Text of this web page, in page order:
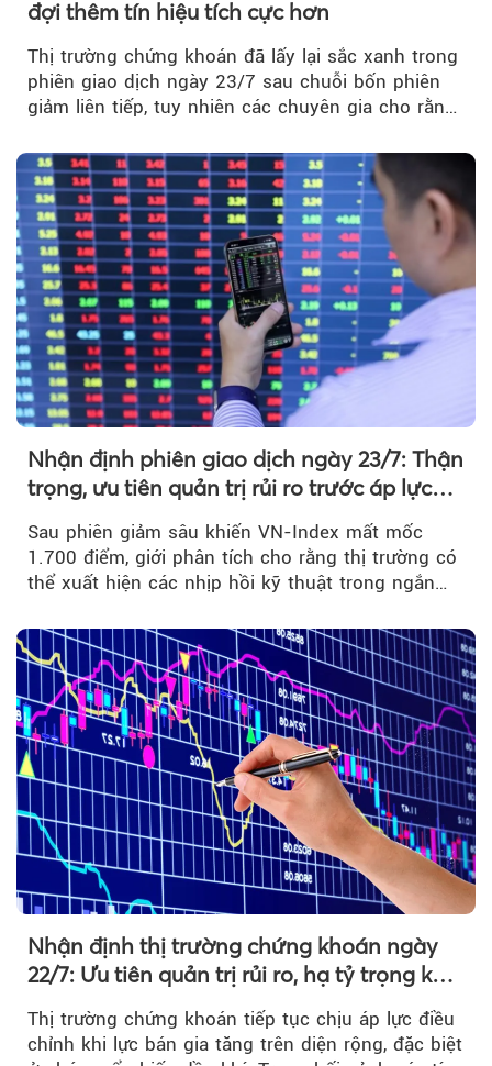
đợi thêm tín hiệu tích cực hơn
Thị trường chứng khoán đã lấy lại sắc xanh trong
phiên giao dịch ngày 23/7 sau chuỗi bốn phiên
giảm liên tiếp, tuy nhiên các chuyên gia cho rằng
Nhận định phiên giao dịch ngày 23/7: Thận
trọng, ưu tiên quản trị rủi ro trước áp lực
Sau phiên giảm sâu khiến VN-Index mất mốc
1.700 điểm, giới phân tích cho rằng thị trường có
thể xuất hiện các nhịp hồi kỹ thuật trong ngắn
Nhận định thị trường chứng khoán ngày
22/7: Ưu tiên quản trị rủi ro, hạ tỷ trọng khi
Thị trường chứng khoán tiếp tục chịu áp lực điều
chỉnh khi lực bán gia tăng trên diện rộng, đặc biệt